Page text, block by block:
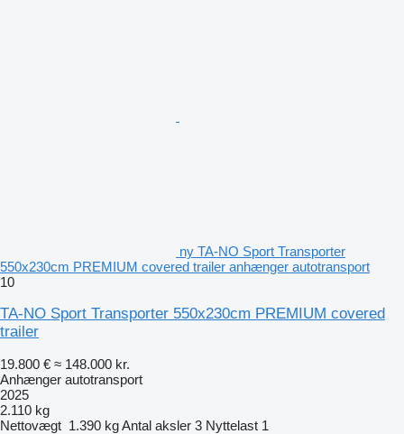
ny TA-NO Sport Transporter
550x230cm PREMIUM covered trailer anhænger autotransport
10
TA-NO Sport Transporter 550x230cm PREMIUM covered
trailer
19.800 € ≈ 148.000 kr.
Anhænger autotransport
2025
2.110 kg
Nettovægt 1.390 kgAntal aksler 3 Nyttelast 1